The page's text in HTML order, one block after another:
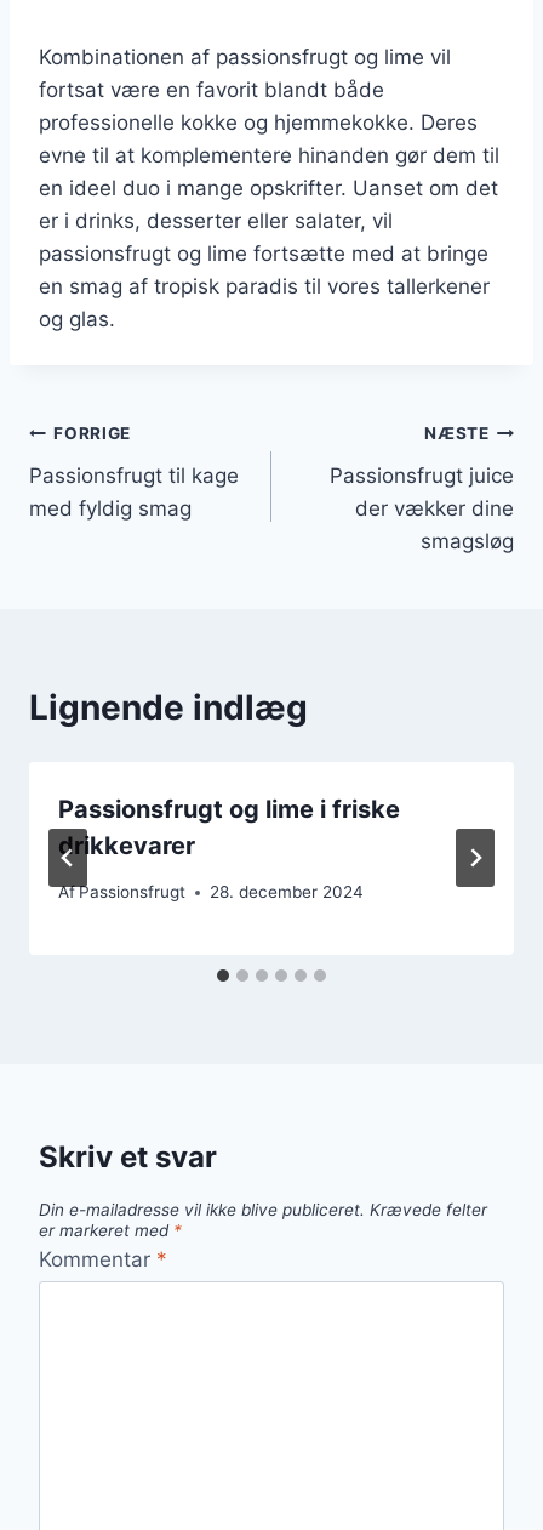
Kombinationen af passionsfrugt og lime vil
fortsat være en favorit blandt både
professionelle kokke og hjemmekokke. Deres
evne til at komplementere hinanden gør dem til
en ideel duo i mange opskrifter. Uanset om det
er i drinks, desserter eller salater, vil
passionsfrugt og lime fortsætte med at bringe
en smag af tropisk paradis til vores tallerkener
og glas.
Indlægsnavigation
FORRIGE
Passionsfrugt til kage
med fyldig smag
NÆSTE
Passionsfrugt juice
der vækker dine
smagsløg
Lignende indlæg
Passionsfrugt og lime i friske
drikkevarer
AfPassionsfrugt 28. december 2024
Skriv et svar
Din e-mailadresse vil ikke blive publiceret. Krævede felter
er markeret med *
Kommentar *